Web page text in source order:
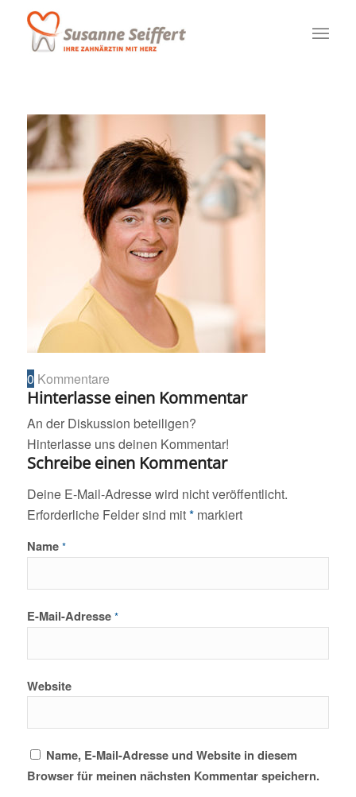
0 Kommentare
Hinterlasse einen Kommentar
An der Diskussion beteiligen?
Hinterlasse uns deinen Kommentar!
Schreibe einen Kommentar
Deine E-Mail-Adresse wird nicht veröffentlicht.
Erforderliche Felder sind mit*markiert
Name *
E-Mail-Adresse *
Website
Name, E-Mail-Adresse und Website in diesem
Browser für meinen nächsten Kommentar speichern.